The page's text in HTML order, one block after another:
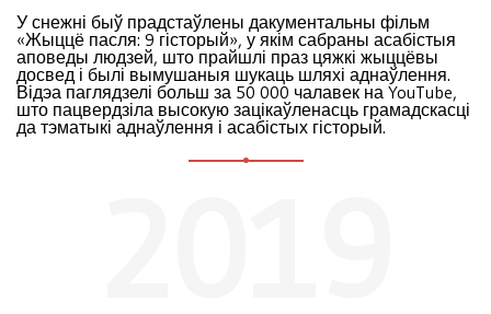
У снежні быў прадстаўлены дакументальны фільм
«Жыццё пасля: 9 гісторый», у якім сабраны асабістыя
аповеды людзей, што прайшлі праз цяжкі жыццёвы
досвед і былі вымушаныя шукаць шляхі аднаўлення.
Відэа паглядзелі больш за 50 000 чалавек на YouTube,
што пацвердзіла высокую зацікаўленасць грамадскасці
да тэматыкі аднаўлення і асабістых гісторый.